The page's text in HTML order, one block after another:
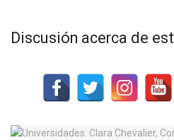
Discusión acerca de